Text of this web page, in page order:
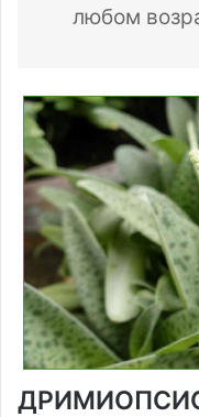
любом